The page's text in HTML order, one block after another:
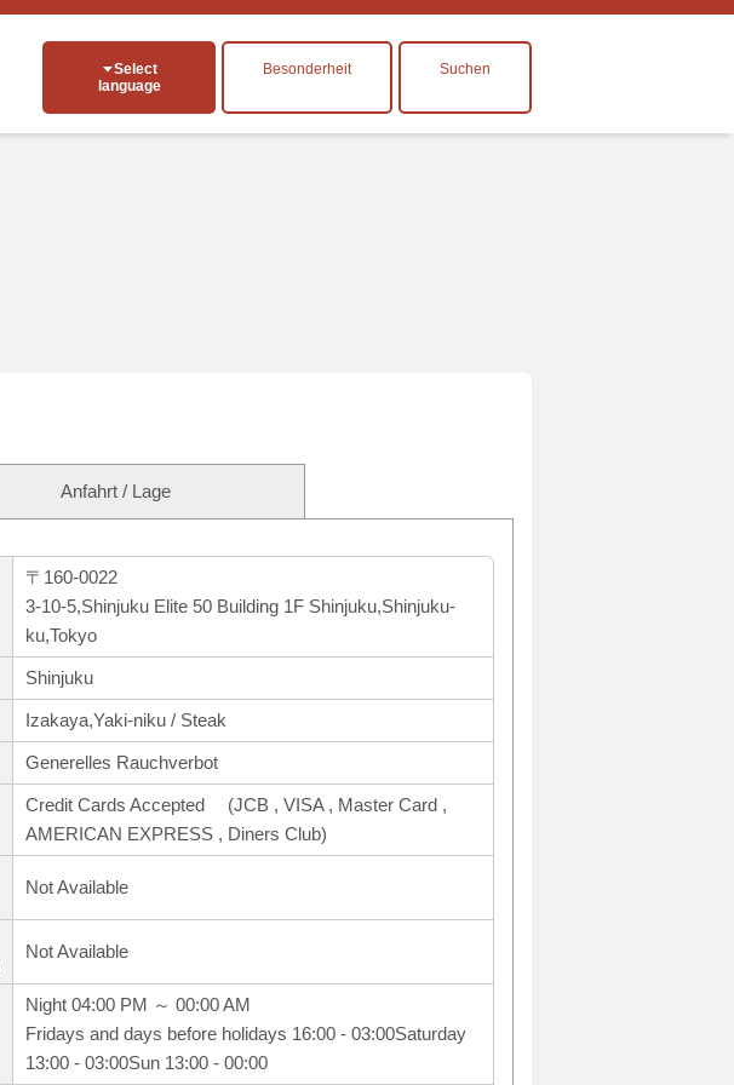
Select
language
Besonderheit Suchen
Anfahrt / Lage
〒160-0022
3-10-5,Shinjuku Elite 50 Building 1F Shinjuku,Shinjuku-
ku,Tokyo
Shinjuku
Izakaya,Yaki-niku / Steak
Generelles Rauchverbot
Credit Cards Accepted (JCB , VISA , Master Card ,
AMERICAN EXPRESS , Diners Club)
Not Available
Not Available
Night 04:00 PM ～ 00:00 AM
Fridays and days before holidays 16:00 - 03:00Saturday
13:00 - 03:00Sun 13:00 - 00:00